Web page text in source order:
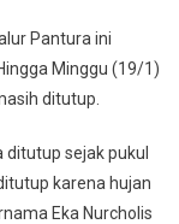
Pantura ini
Minggu (19/1)
ditutup.
ditutup sejak pukul
karena hujan
Eka Nurcholis